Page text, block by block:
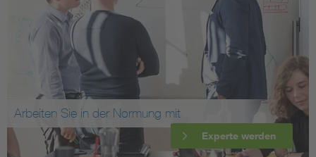
Arbeiten Sie in der Normung mit
Experte werden